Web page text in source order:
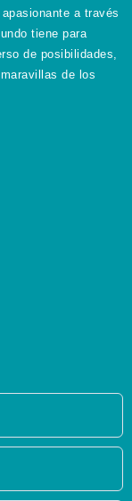
a través
tiene para
de posibilidades,
de los